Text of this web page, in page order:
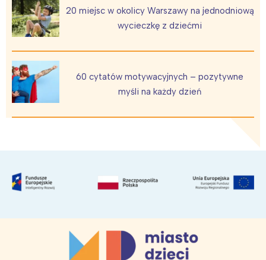
20 miejsc w okolicy Warszawy na jednodniową
wycieczkę z dziećmi
60 cytatów motywacyjnych – pozytywne
myśli na każdy dzień